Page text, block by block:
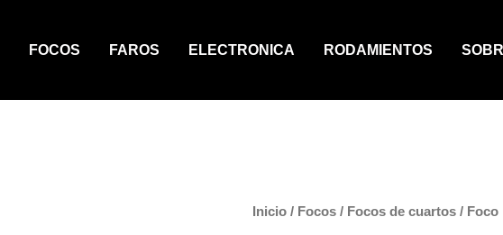
FOCOS FAROS ELECTRONICA RODAMIENTOS
Inicio / Focos / Focos de cuartos / Foco